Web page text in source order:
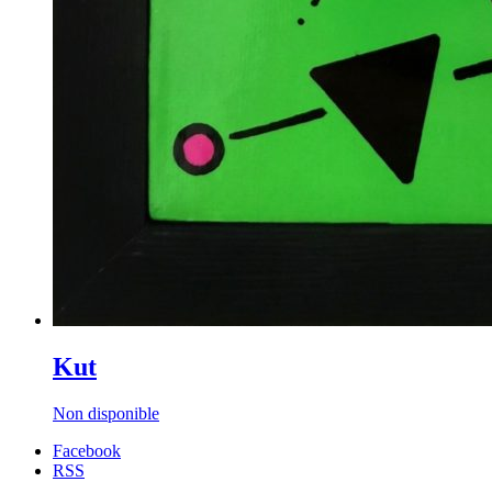
Kut
Non disponible
Facebook
RSS